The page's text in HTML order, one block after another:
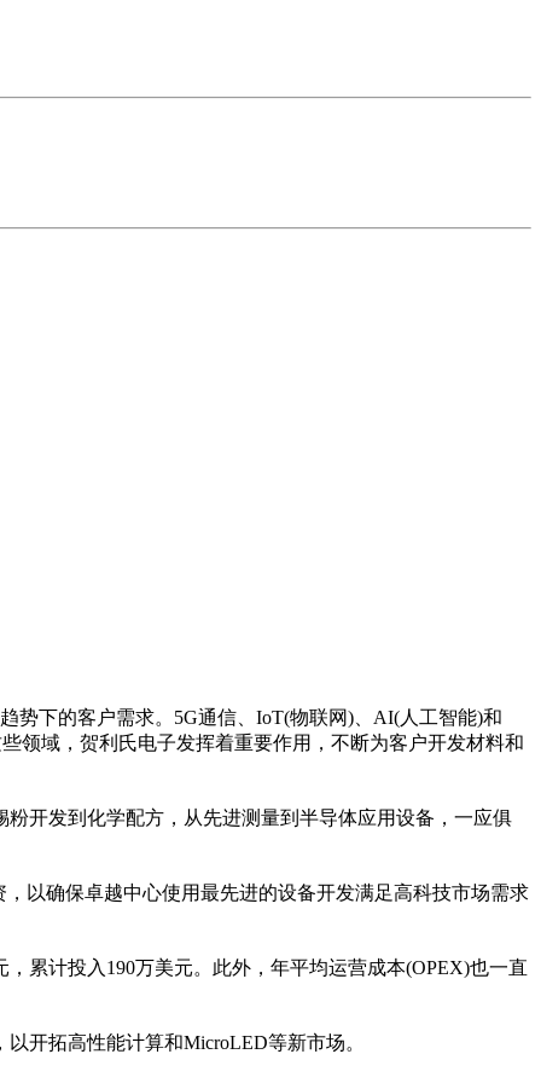
势下的客户需求。5G通信、IoT(物联网)、AI(人工智能)和
领域，贺利氏电子发挥着重要作用，不断为客户开发材料和
开发到化学配方，从先进测量到半导体应用设备，一应俱
，以确保卓越中心使用最先进的设备开发满足高科技市场需求
，累计投入190万美元。此外，年平均运营成本(OPEX)也一直
以开拓高性能计算和MicroLED等新市场。